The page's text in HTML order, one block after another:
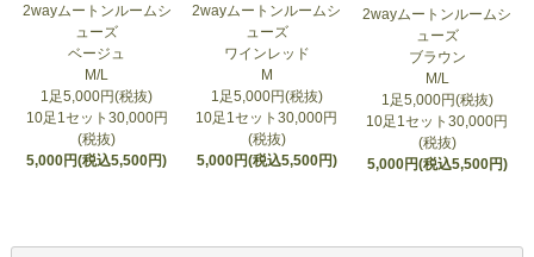
2wayムートンルームシ
ューズ
ベージュ
M/L
1足5,000円(税抜)
10足1セット30,000円
(税抜)
5,000円(税込5,500円)
2wayムートンルームシ
ューズ
ワインレッド
M
1足5,000円(税抜)
10足1セット30,000円
(税抜)
5,000円(税込5,500円)
2wayムートンルームシ
ューズ
ブラウン
M/L
1足5,000円(税抜)
10足1セット30,000円
(税抜)
5,000円(税込5,500円)